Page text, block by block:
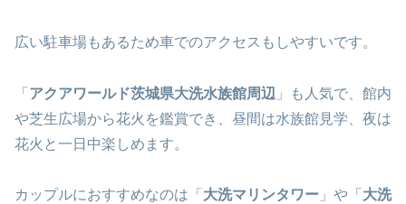
広い駐車場もあるため車でのアクセスもしやすいです。
「 アクアワールド茨城県大洗水族館周辺 」も人気で、館内
や芝生広場から花火を鑑賞でき、昼間は水族館見学、夜は
花火と一日中楽しめます。
カップルにおすすめなのは「 大洗マリンタワー 」や「 大洗